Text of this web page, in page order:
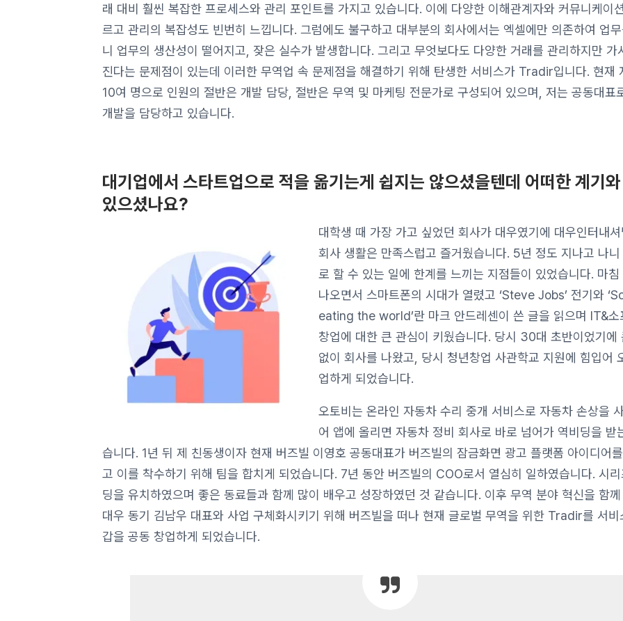
래 대비 훨씬 복잡한 프로세스와 관리 포인트를 가지고 있습니다. 이에 다양한 이해관계자와 커뮤니케이
르고 관리의 복잡성도 빈번히 느낍니다. 그럼에도 불구하고 대부분의 회사에서는 엑셀에만 의존하여 업
니 업무의 생산성이 떨어지고, 잦은 실수가 발생합니다. 그리고 무엇보다도 다양한 거래를 관리하지만 가
진다는 문제점이 있는데 이러한 무역업 속 문제점을 해결하기 위해 탄생한 서비스가 Tradir입니다. 현재
10여 명으로 인원의 절반은 개발 담당, 절반은 무역 및 마케팅 전문가로 구성되어 있으며, 저는 공동대표
개발을 담당하고 있습니다.
대기업에서 스타트업으로 적을 옮기는게 쉽지는 않으셨을텐데 어떠한 계기
있으셨나요?
대학생 때 가장 가고 싶었던 회사가 대우였기에 대우인터내
회사 생활은 만족스럽고 즐거웠습니다. 5년 정도 지나고 나
로 할 수 있는 일에 한계를 느끼는 지점들이 있었습니다. 마침
나오면서 스마트폰의 시대가 열렸고 ‘Steve Jobs’ 전기와
eating the world’란 마크 안드레센이 쓴 글을 읽으며 IT&소
창업에 대한 큰 관심이 키웠습니다. 당시 30대 초반이었기에
없이 회사를 나왔고, 당시 청년창업 사관학교 지원에 힘입어
업하게 되었습니다.
오토비는 온라인 자동차 수리 중개 서비스로 자동차 손상을
어 앱에 올리면 자동차 정비 회사로 바로 넘어가 역비딩을 받
습니다. 1년 뒤 제 친동생이자 현재 버즈빌 이영호 공동대표가 버즈빌의 잠금화면 광고 플랫폼 아이디어
고 이를 착수하기 위해 팀을 합치게 되었습니다. 7년 동안 버즈빌의 COO로서 열심히 일하였습니다. 시
딩을 유치하였으며 좋은 동료들과 함께 많이 배우고 성장하였던 것 같습니다. 이후 무역 분야 혁신을 함
대우 동기 김남우 대표와 사업 구체화시키기 위해 버즈빌을 떠나 현재 글로벌 무역을 위한 Tradir를 서비
갑을 공동 창업하게 되었습니다.